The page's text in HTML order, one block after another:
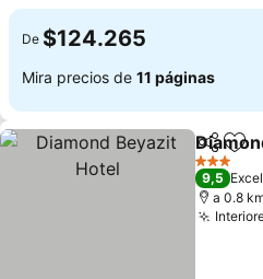
De $124.265
Mira precios de 11 páginas
3 Estrellas
9,5
a 0.8